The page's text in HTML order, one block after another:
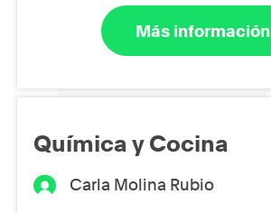
Más información
Química y Cocina
Carla Molina Rubio